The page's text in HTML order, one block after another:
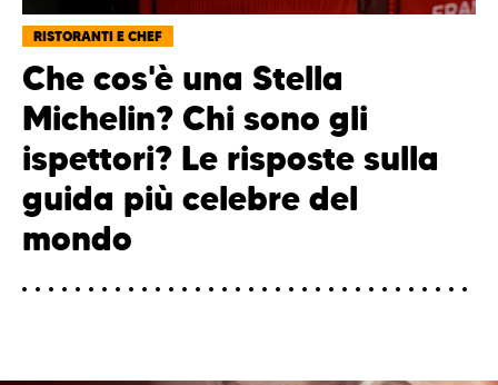
RISTORANTI E CHEF
Che cos'è una Stella
Michelin? Chi sono gli
ispettori? Le risposte sulla
guida più celebre del
mondo